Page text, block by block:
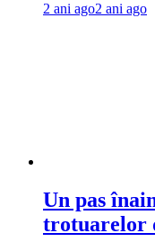
2 ani ago2 ani ago
Un pas
trotuarelor